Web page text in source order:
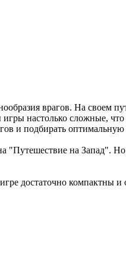
врагов. На своем
настолько сложные,
и подбирать оптимальную
на Запад". Но
достаточно компактны